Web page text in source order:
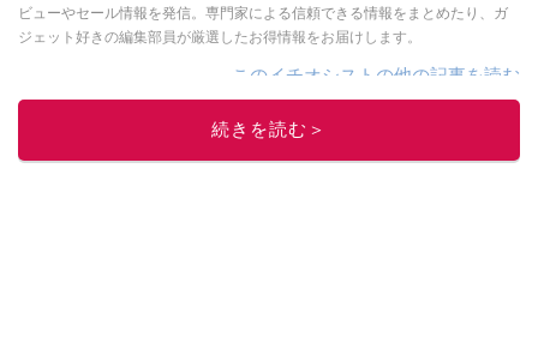
ビューやセール情報を発信。専門家による信頼できる情報をまとめたり、ガ
ジェット好きの編集部員が厳選したお得情報をお届けします。
このイチオシストの他の記事を読む
続きを読む＞